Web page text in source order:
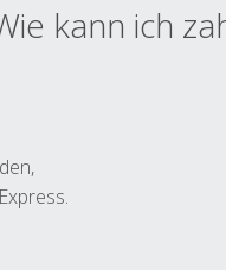
kann ich